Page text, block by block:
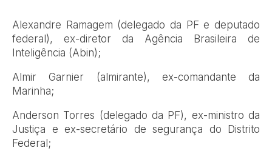
Alexandre Ramagem (delegado da PF e deputado
federal), ex-diretor da Agência Brasileira de
Inteligência (Abin);
Almir Garnier (almirante), ex-comandante da
Marinha;
Anderson Torres (delegado da PF), ex-ministro da
Justiça e ex-secretário de segurança do Distrito
Federal;